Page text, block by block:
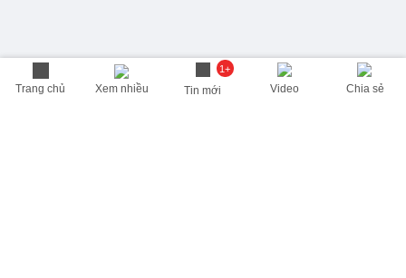
Trang chủ Xem nhiều
1+
Tin mới Video Chia sẻ